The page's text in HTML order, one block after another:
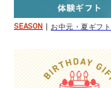
SEASON お中元・夏ギフト